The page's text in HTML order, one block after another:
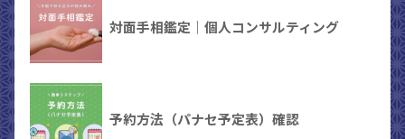
対面手相鑑定｜個人コンサルティング
予約方法（パナセ予定表）確認